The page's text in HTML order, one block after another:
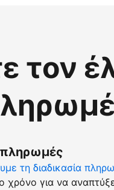
τον
τη διαδικασία
χρόνο για να